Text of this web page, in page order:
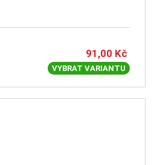
91,00 Kč
VYBRAT VARIANTU